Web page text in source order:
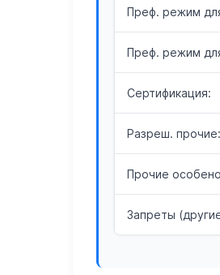
Преф. режим
Преф. режим
Сертификация:
Разреш. прочие:
Прочие
Запреты